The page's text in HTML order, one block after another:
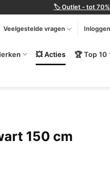
🏷️ Outlet - tot
Veelgestelde vragen Inloggen
💥 Acties 🏆 Top 10
150 cm